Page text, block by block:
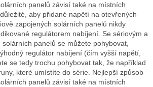
panelů závisí také na místních
aby přidané napětí na otevřených
zapojených solárních panelů nikdy
regulátorem nabíjení. Se sériovým a
panelů se můžete pohybovat,
regulátor nabíjení (čím vyšší napětí,
se tedy trochu pohybovat tak, že například
které umístíte do série. Nejlepší způsob
panelů závisí také na místních